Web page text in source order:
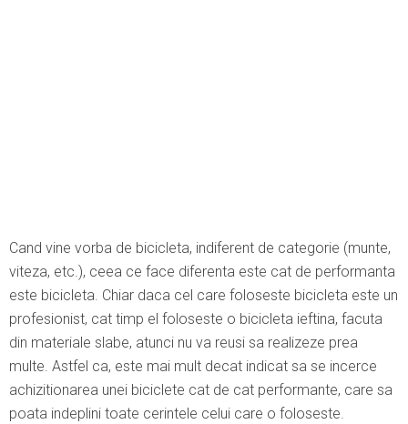
Cand vine vorba de bicicleta, indiferent de categorie (munte,
viteza, etc.), ceea ce face diferenta este cat de performanta
este bicicleta. Chiar daca cel care foloseste bicicleta este un
profesionist, cat timp el foloseste o bicicleta ieftina, facuta
din materiale slabe, atunci nu va reusi sa realizeze prea
multe. Astfel ca, este mai mult decat indicat sa se incerce
achizitionarea unei biciclete cat de cat performante, care sa
poata indeplini toate cerintele celui care o foloseste.